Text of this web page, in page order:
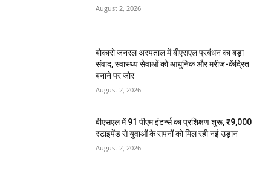
August 2, 2026
बोकारो जनरल अस्पताल में बीएसएल प्रबंधन का बड़ा
संवाद, स्वास्थ्य सेवाओं को आधुनिक और मरीज-केंद्रित
बनाने पर जोर
August 2, 2026
बीएसएल में 91 पीएम इंटर्न्स का प्रशिक्षण शुरू, ₹9,000
स्टाइपेंड से युवाओं के सपनों को मिल रही नई उड़ान
August 2, 2026